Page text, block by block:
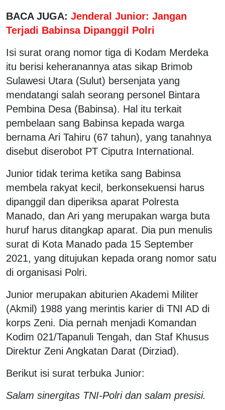
BACA JUGA: Jenderal Junior: Jangan
Terjadi Babinsa Dipanggil Polri
Isi surat orang nomor tiga di Kodam Merdeka
itu berisi keheranannya atas sikap Brimob
Sulawesi Utara (Sulut) bersenjata yang
mendatangi salah seorang personel Bintara
Pembina Desa (Babinsa). Hal itu terkait
pembelaan sang Babinsa kepada warga
bernama Ari Tahiru (67 tahun), yang tanahnya
disebut diserobot PT Ciputra International.
Junior tidak terima ketika sang Babinsa
membela rakyat kecil, berkonsekuensi harus
dipanggil dan diperiksa aparat Polresta
Manado, dan Ari yang merupakan warga buta
huruf harus ditangkap aparat. Dia pun menulis
surat di Kota Manado pada 15 September
2021, yang ditujukan kepada orang nomor satu
di organisasi Polri.
Junior merupakan abiturien Akademi Militer
(Akmil) 1988 yang merintis karier di TNI AD di
korps Zeni. Dia pernah menjadi Komandan
Kodim 021/Tapanuli Tengah, dan Staf Khusus
Direktur Zeni Angkatan Darat (Dirziad).
Berikut isi surat terbuka Junior:
Salam sinergitas TNI-Polri dan salam presisi.